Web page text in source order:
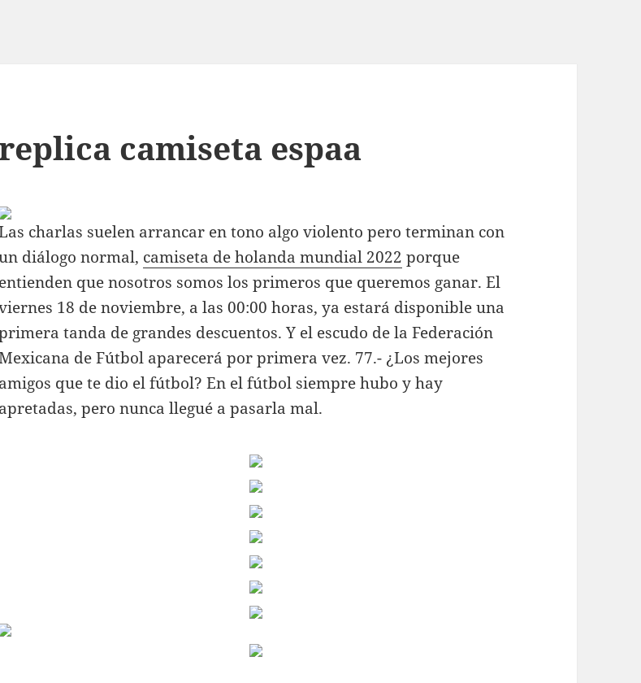
camiseta espaa
charlas suelen arrancar en tono algo violento pero terminan con
diálogo normal, camiseta de holanda mundial 2022 porque
entienden que nosotros somos los primeros que queremos ganar. El
18 de noviembre, a las 00:00 horas, ya estará disponible una
tanda de grandes descuentos. Y el escudo de la Federación
de Fútbol aparecerá por primera vez. 77.- ¿Los mejores
amigos que te dio el fútbol? En el fútbol siempre hubo y hay
apretadas, pero nunca llegué a pasarla mal.